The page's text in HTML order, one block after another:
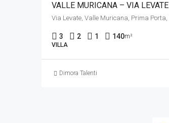
VALLE MURICANA – VIA LEVATE
3 2 1 140m²
VILLA
Dimora Talenti